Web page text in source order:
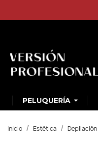
PELUQUERÍA
Inicio Estética Depilación